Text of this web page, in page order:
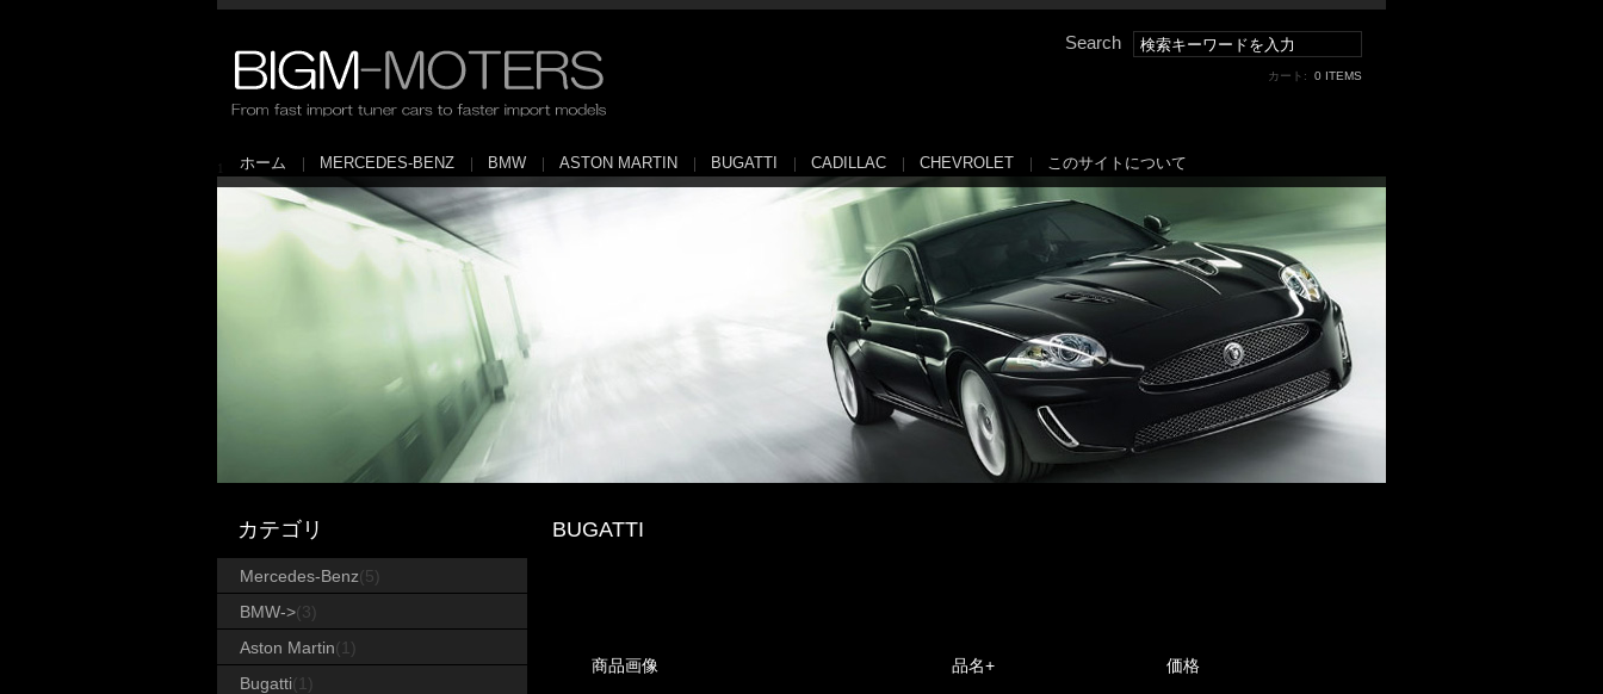
Search
カート: 0 ITEMS
ホーム MERCEDES-BENZ BMW ASTON MARTIN BUGATTI CADILLAC CHEVROLET このサイトについて
カテゴリ
Mercedes-Benz(5)
BMW->(3)
Aston Martin(1)
Bugatti(1)
BUGATTI
商品画像 品名+ 価格